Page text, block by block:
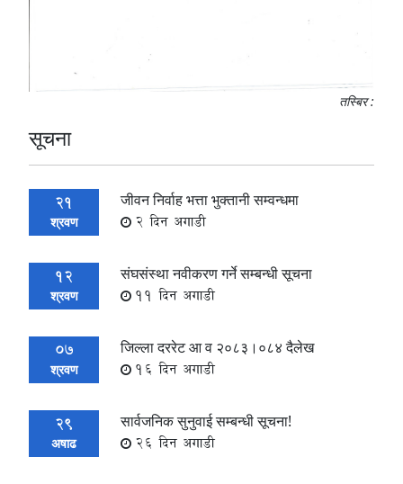
तस्बिर :
सूचना
21
श्रवण
जीवन निर्वाह भत्ता भुक्तानी सम्वन्धमा
2 दिन अगाडी
12
श्रवण
संघसंस्था नवीकरण गर्ने सम्बन्धी सूचना
11 दिन अगाडी
07
श्रवण
जिल्ला दररेट आ व २०८३।०८४ दैलेख
16 दिन अगाडी
29
अषाढ
सार्वजनिक सुनुवाई सम्बन्धी सूचना!
26 दिन अगाडी